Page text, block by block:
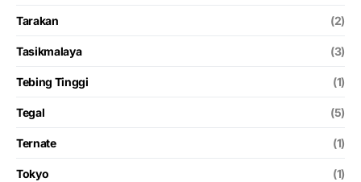
Tarakan (2)
Tasikmalaya (3)
Tebing Tinggi (1)
Tegal (5)
Ternate (1)
Tokyo (1)